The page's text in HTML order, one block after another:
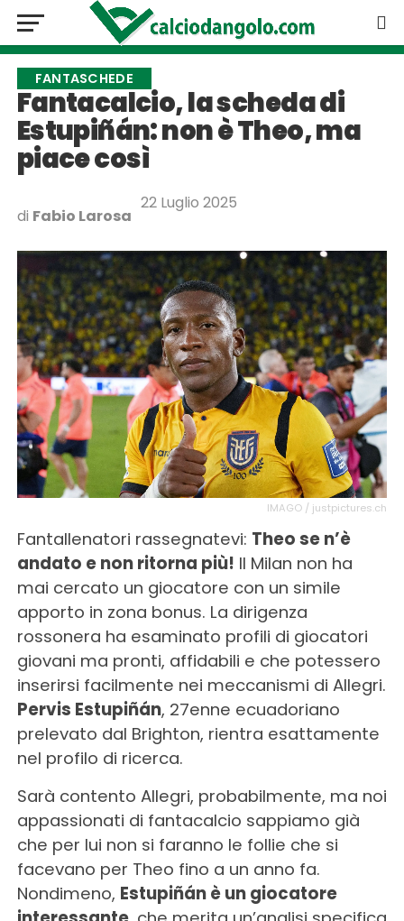
FANTASCHEDE
Fantacalcio, la scheda di
Estupiñán: non è Theo, ma
piace così
di Fabio Larosa
22 Luglio 2025
IMAGO / justpictures.ch
Fantallenatori rassegnatevi: Theo se n’è
andato e non ritorna più! Il Milan non ha
mai cercato un giocatore con un simile
apporto in zona bonus. La dirigenza
rossonera ha esaminato profili di giocatori
giovani ma pronti, affidabili e che potessero
inserirsi facilmente nei meccanismi di Allegri.
Pervis Estupiñán, 27enne ecuadoriano
prelevato dal Brighton, rientra esattamente
nel profilo di ricerca.
Sarà contento Allegri, probabilmente, ma noi
appassionati di fantacalcio sappiamo già
che per lui non si faranno le follie che si
facevano per Theo fino a un anno fa.
Nondimeno, Estupiñán è un giocatore